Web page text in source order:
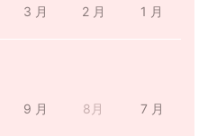
3 月 2 月 1 月
9 月 8月 7 月